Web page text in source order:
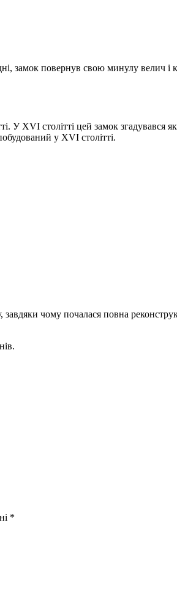
замок повернув свою минулу велич
XVI столітті цей замок згадувався
у XVI столітті.
чому почалася повна
*